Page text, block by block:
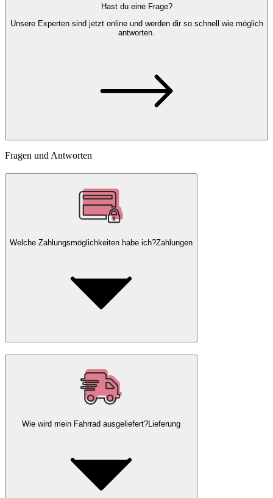
Hast du eine Frage?
Unsere Expertensind jetzt online und werden dir so schnell wie möglich
antworten.
Fragen und Antworten
Welche Zahlungsmöglichkeiten habe ich?Zahlungen
Wie wird mein Fahrrad ausgeliefert?Lieferung